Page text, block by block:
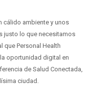
cálido ambiente y unos
justo lo que necesitamos
que Personal Health
oportunidad digital en
de Salud Conectada,
ciudad.